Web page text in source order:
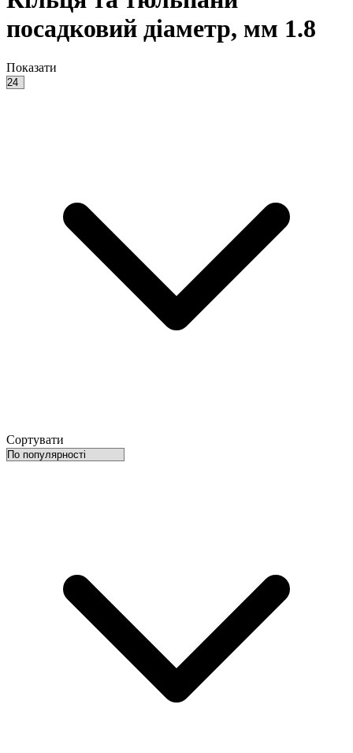
посадковий діаметр, мм 1.8
Показати
Сортувати